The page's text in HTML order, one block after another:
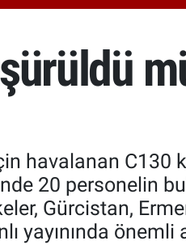
havalanan C130
20 personelin
Gürcistan,
yayınında